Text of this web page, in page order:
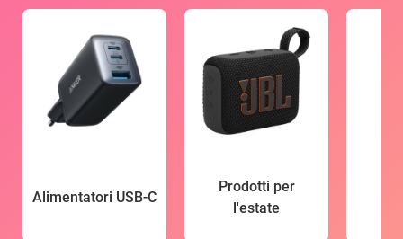
Alimentatori USB-C
Prodotti per
l'estate